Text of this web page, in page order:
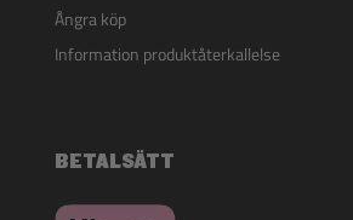
Ångra köp
Information produktåterkallelse
BETALSÄTT